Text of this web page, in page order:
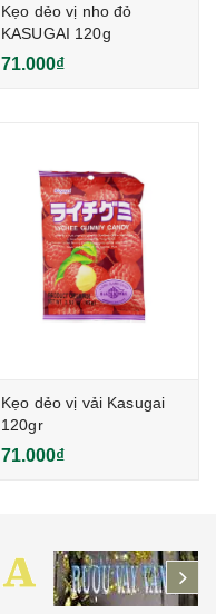
Kẹo dẻo vị nho đỏ
KASUGAI 120g
71.000₫
Kẹo dẻo vị vải Kasugai
120gr
71.000₫